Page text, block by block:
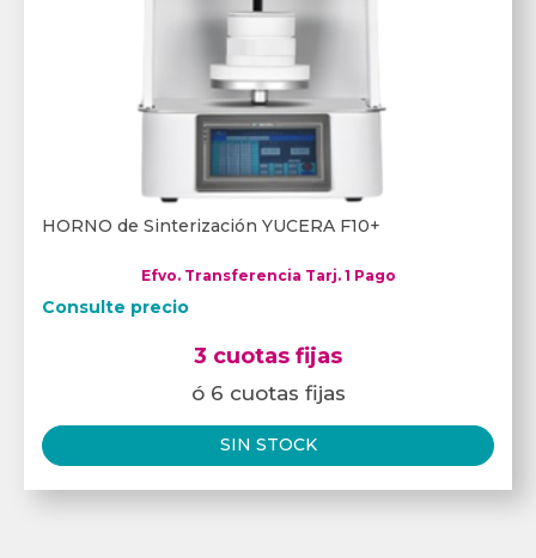
HORNO de Sinterización YUCERA F10+
Efvo. Transferencia Tarj. 1 Pago
Consulte precio
3 cuotas fijas
ó 6 cuotas fijas
SIN STOCK